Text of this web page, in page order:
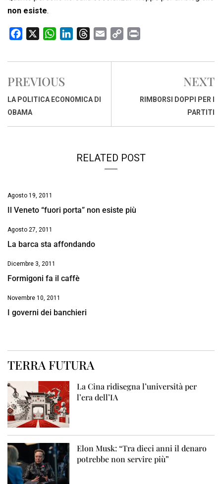
non esiste.
c
b
o
o
W
a
s
A
n
d
r
d
a
p
i
PREVIOUS
LA POLITICA ECONOMICA DI
OBAMA
NEXT
RIMBORSI DOPPI PER I
PARTITI
RELATED POST
Agosto 19, 2011
Il Veneto “fuori porta” non esiste più
Agosto 27, 2011
La barca sta affondando
Dicembre 3, 2011
Formigoni fa il caffè
Novembre 10, 2011
I governi dei banchieri
TERRA FUTURA
La Cina ridisegna l’università per
l’era dell’IA
Elon Musk: “Tra dieci anni il denaro
potrebbe non servire più”